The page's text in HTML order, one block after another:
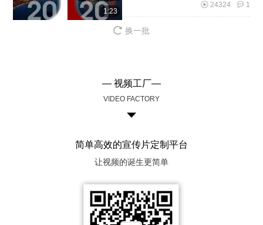
1:23
1
24324
换一批
— 视频工厂—
VIDEO FACTORY
简单高效的宣传片定制平台
让视频的诞生更简单